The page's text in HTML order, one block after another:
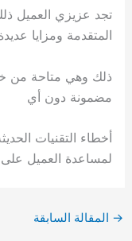
تجد عزيزي العميل
المتقدمة ومزايا
ذلك وهي متاحة من
مضمونة دون أي
أخطاء التقنيات
لمساعدة العميل على
→ المقالة السابقة